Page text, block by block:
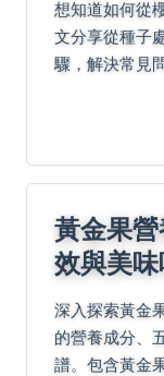
想知道如何從
文分享從種子
驟，解決常見
黃金果
效與美
深入探索黃金
的營養成分、
譜。包含黃金